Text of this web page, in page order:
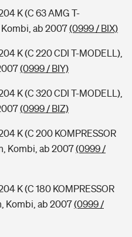
K (C 63 AMG T-
Kombi, ab 2007(0999 / BIX)
K (C 220 CDI T-MODELL),
(0999 / BIY)
K (C 320 CDI T-MODELL),
(0999 / BIZ)
K (C 200 KOMPRESSOR
Kombi, ab 2007(0999 /
K (C 180 KOMPRESSOR
Kombi, ab 2007(0999 /